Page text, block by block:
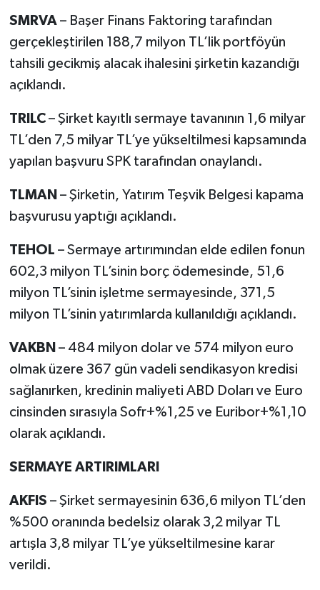
SMRVA – Başer Finans Faktoring tarafından
gerçekleştirilen 188,7 milyon TL’lik portföyün
tahsili gecikmiş alacak ihalesini şirketin kazandığı
açıklandı.
TRILC – Şirket kayıtlı sermaye tavanının 1,6 milyar
TL’den 7,5 milyar TL’ye yükseltilmesi kapsamında
yapılan başvuru SPK tarafından onaylandı.
TLMAN – Şirketin, Yatırım Teşvik Belgesi kapama
başvurusu yaptığı açıklandı.
TEHOL – Sermaye artırımından elde edilen fonun
602,3 milyon TL’sinin borç ödemesinde, 51,6
milyon TL’sinin işletme sermayesinde, 371,5
milyon TL’sinin yatırımlarda kullanıldığı açıklandı.
VAKBN – 484 milyon dolar ve 574 milyon euro
olmak üzere 367 gün vadeli sendikasyon kredisi
sağlanırken, kredinin maliyeti ABD Doları ve Euro
cinsinden sırasıyla Sofr+%1,25 ve Euribor+%1,10
olarak açıklandı.
SERMAYE ARTIRIMLARI
AKFIS – Şirket sermayesinin 636,6 milyon TL’den
%500 oranında bedelsiz olarak 3,2 milyar TL
artışla 3,8 milyar TL’ye yükseltilmesine karar
verildi.